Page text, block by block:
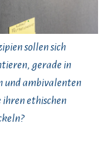
sollen sich
gerade in
und ambivalenten
ihren ethischen